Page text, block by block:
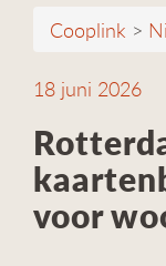
Cooplink >
18 juni 2026
voor